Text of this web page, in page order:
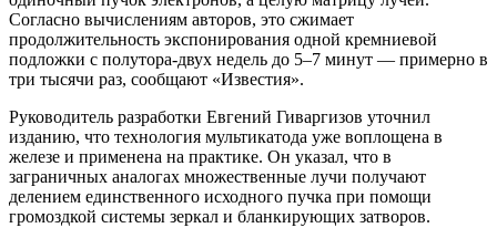
Согласно вычислениям авторов, это сжимает
продолжительность экспонирования одной кремниевой
подложки с полутора-двух недель до 5–7 минут — примерно в
три тысячи раз, сообщают «Известия».
Руководитель разработки Евгений Гиваргизов уточнил
изданию, что технология мультикатода уже воплощена в
железе и применена на практике. Он указал, что в
заграничных аналогах множественные лучи получают
делением единственного исходного пучка при помощи
громоздкой системы зеркал и бланкирующих затворов.